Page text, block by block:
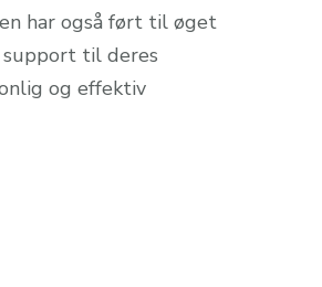
har også ført til øget
til deres
og effektiv